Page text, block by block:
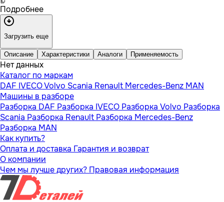
Подробнее
Загрузить еще
Описание Характеристики Аналоги Применяемость
Нет данных
Каталог по маркам
DAF IVECOVolvo Scania Renault Mercedes-Benz MAN
Машины в разборе
Разборка DAF Разборка IVECO Разборка Volvo Разборка
Scania Разборка Renault Разборка Mercedes-Benz
Разборка MAN
Как купить?
Оплата и доставка Гарантия и возврат
О компании
Чем мы лучше других? Правовая информация